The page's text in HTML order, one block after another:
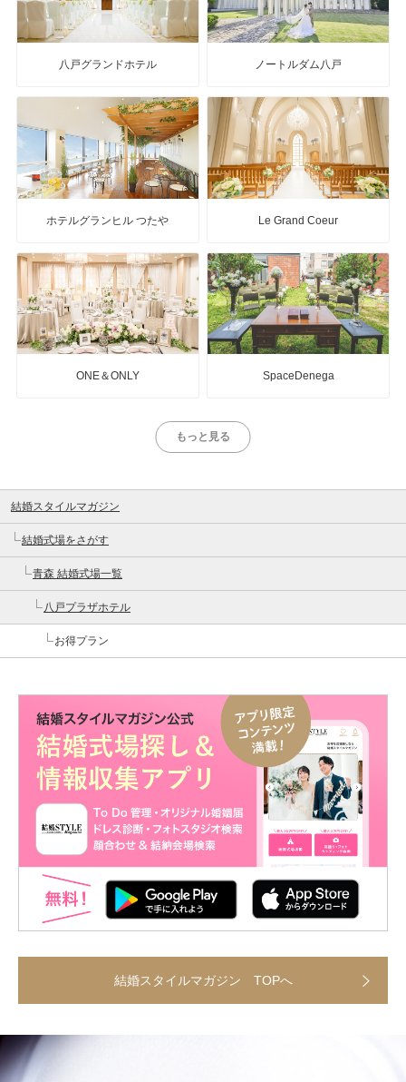
八戸グランドホテル ノートルダム八戸
ホテルグランヒル つたや Le Grand Coeur
ONE＆ONLY SpaceDenega
もっと見る
結婚スタイルマガジン
結婚式場をさがす
青森 結婚式場一覧
八戸プラザホテル
お得プラン
結婚スタイルマガジン TOPへ